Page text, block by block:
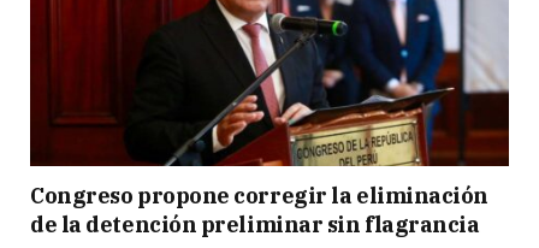
Congreso propone corregir la eliminación
de la detención preliminar sin flagrancia